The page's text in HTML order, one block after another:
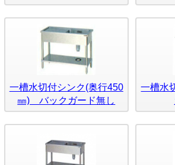
一槽水切付シンク(奥行450
㎜) バックガード無し
一槽水